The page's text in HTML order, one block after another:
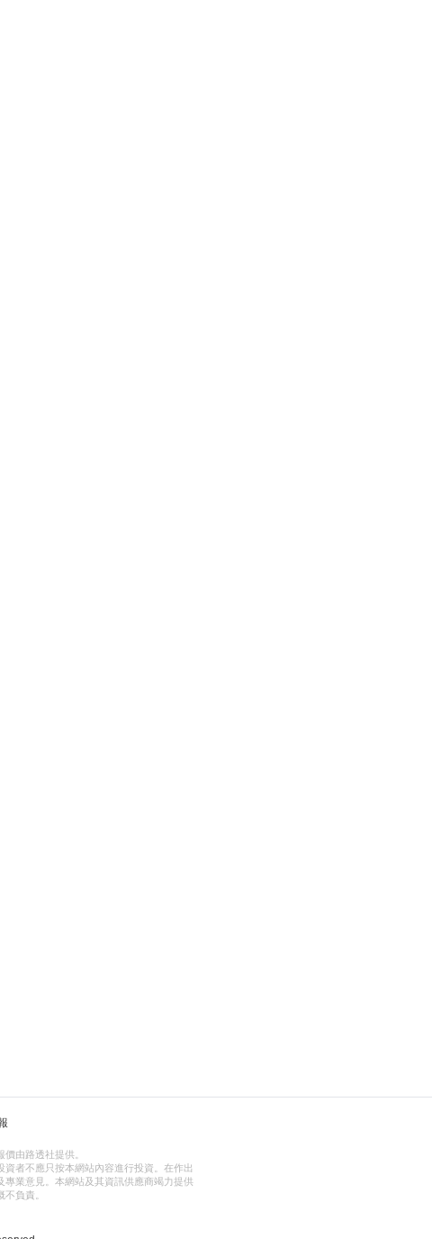
由路透社提供。
者不應只按本網站內容進行投資。在作出
業意見。本網站及其資訊供應商竭力提供
負責。